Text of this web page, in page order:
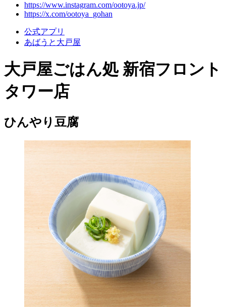
https://www.instagram.com/ootoya.jp/
https://x.com/ootoya_gohan
公式アプリ
あばうと大戸屋
大戸屋ごはん処 新宿フロント
タワー店
ひんやり豆腐